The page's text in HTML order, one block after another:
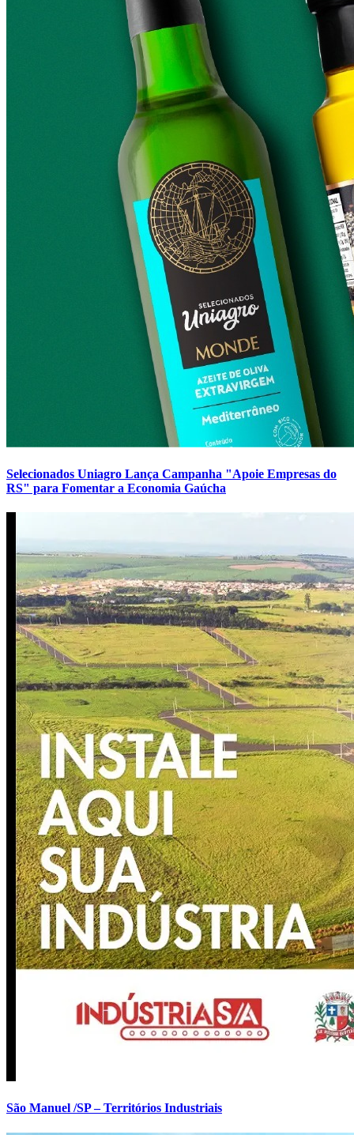
Selecionados Uniagro Lança Campanha "Apoie Empresas do
RS" para Fomentar a Economia Gaúcha
São Manuel /SP – Territórios Industriais